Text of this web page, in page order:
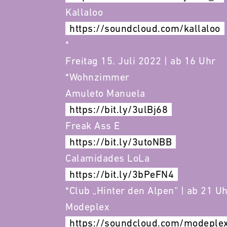
Kallaloo
https://soundcloud.com/kallaloo
*
Freitag 15. Juli 2022 | ab 16 Uhr
*Wohnzimmer
Amuleto Manuela
https://bit.ly/3ulBj68
Freak Ass E
https://bit.ly/3utoNBB
Calamidades LoLa
https://bit.ly/3bPeFN4
*Club „Hinter den Alpen“ | ab 21
Modeplex
https://soundcloud.com/